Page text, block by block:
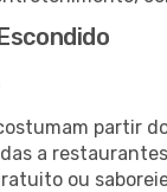
partir
a
ou